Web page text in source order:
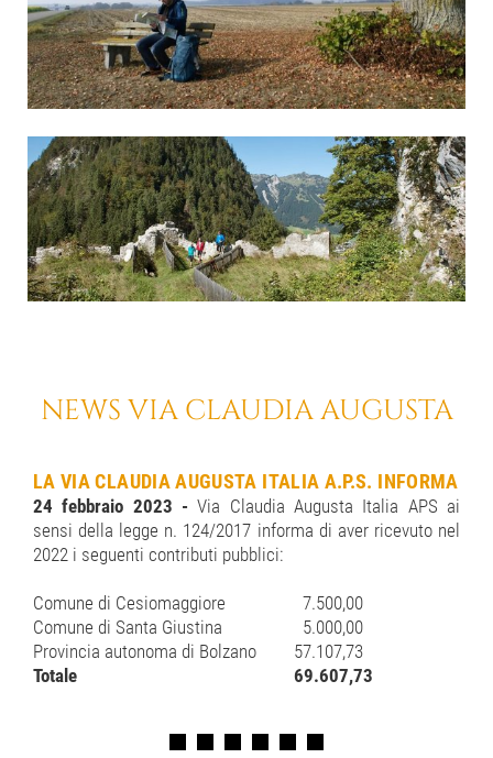
NEWS VIA CLAUDIA AUGUSTA
LA VIA CLAUDIA AUGUSTA ITALIA A.P.S. INFORMA
24 febbraio 2023 -Via Claudia Augusta Italia APS ai
sensi della legge n. 124/2017 informa di aver ricevuto nel
2022 i seguenti contributi pubblici:
Comune di Cesiomaggiore
7.500,00
Comune di Santa Giustina
5.000,00
Provincia autonoma di Bolzano
57.107,73
Totale
69.607,73